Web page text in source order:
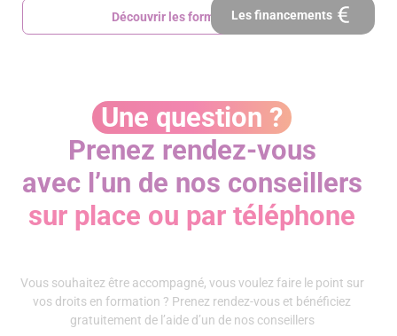
Les financements
Découvrir les formations
Une question ?
Prenez rendez-vous
avec l’un de nos conseillers
sur place ou par téléphone
Vous souhaitez être accompagné, vous voulez faire le point sur
vos droits en formation ? Prenez rendez-vous et bénéficiez
gratuitement de l’aide d’un de nos conseillers